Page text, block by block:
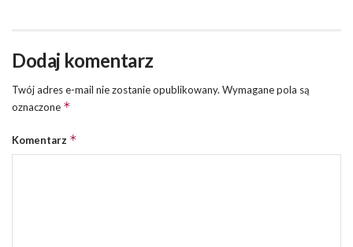
Dodaj komentarz
Twój adres e-mail nie zostanie opublikowany. Wymagane pola są
oznaczone *
Komentarz *